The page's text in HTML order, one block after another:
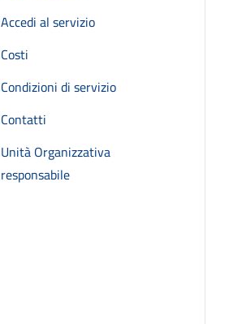
Accedi al servizio
Costi
Condizioni di servizio
Contatti
Unità Organizzativa
responsabile